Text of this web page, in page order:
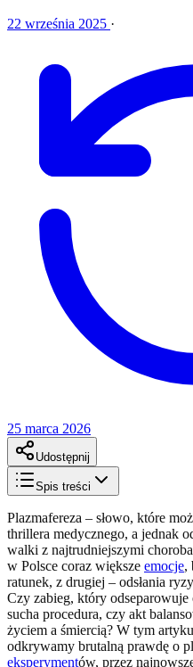
22 września 2025 ·
25 marca 2026
Udostępnij
Spis treści
Plazmafereza – słowo, które
thrillera medycznego, a jednak
walki z najtrudniejszymi
w Polsce coraz większe emocje,
ratunek, z drugiej – odsłania
Czy zabieg, który
sucha procedura, czy akt
życiem a śmiercią? W tym
odkrywamy brutalną prawdę o
eksperymentów, przez